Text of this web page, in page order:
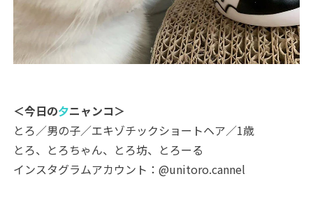
＜今日の夕ニャンコ＞
とろ／男の子／エキゾチックショートヘア／1歳
とろ、とろちゃん、とろ坊、とろーる
インスタグラムアカウント：@unitoro.cannel